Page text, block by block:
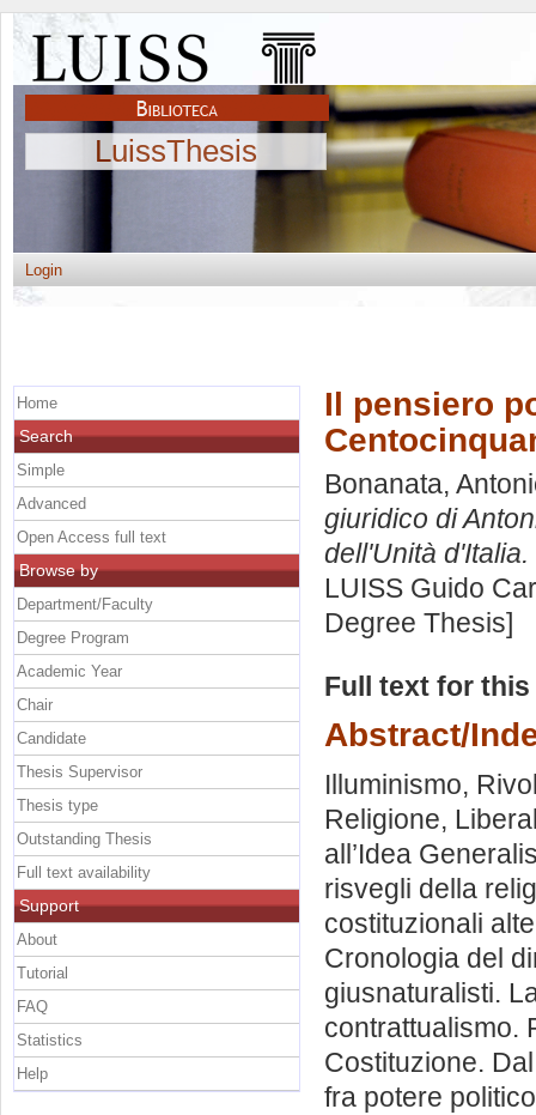
LuissThesis
Login
Il pensiero
Bonanata,
giuridico di
dell'Unità d'Italia.
LUISS Guido
Degree Thesis]
Full text for
Abstract/
Illuminismo,
Religione,
all’Idea
risvegli della
costituzionali
Cronologia del
giusnaturalisti.
contrattualismo.
Costituzione.
fra potere
Home
Search
Simple
Advanced
Open Access full text
Browse by
Department/Faculty
Degree Program
Academic Year
Chair
Candidate
Thesis Supervisor
Thesis type
Outstanding Thesis
Full text availability
Support
About
Tutorial
FAQ
Statistics
Help